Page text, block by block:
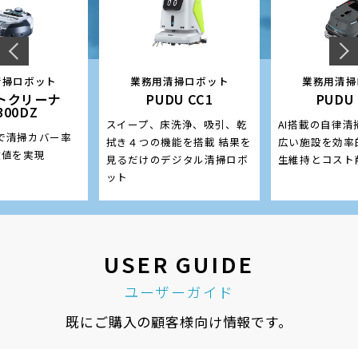
ロボット
クリーナ
清掃カバー率
を実現
業務用清掃ロボット
PUDU CC1
スイープ、床洗浄、吸引、乾
拭き４つの機能を搭載 結果を
見るだけのデジタル清掃ロボ
ット
業務用清
AI搭載の自律清
広い施設を効
生維持とコス
USER GUIDE
ユーザーガイド
既にご購入の顧客様向け情報です。